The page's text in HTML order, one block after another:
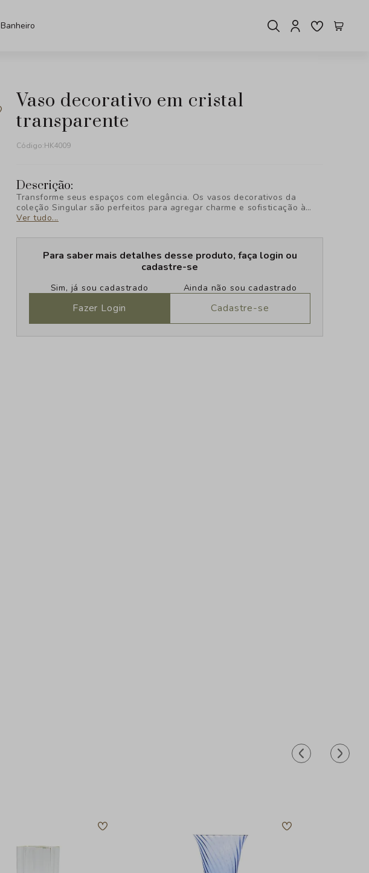
Banheiro
vaso decorativo em cristal
transparente
Código:HK4009
Descrição:
Transforme seus espaços com elegância. Os vasos decorativos da
coleção Singular são perfeitos para agregar charme e sofisticação à
sua decoração, destacando qualquer ambiente com estilo único.
Ver tudo...
Para saber mais detalhes desse produto, faça login ou
cadastre-se
Sim, já sou cadastrado
Fazer Login
Ainda não sou cadastrado
Cadastre-se